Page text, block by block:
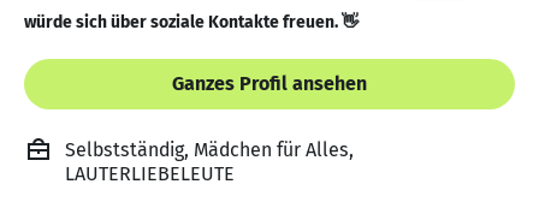
würde sich über soziale Kontakte freuen. 👋
Ganzes Profil ansehen
Selbstständig, Mädchen für Alles,
LAUTERLIEBELEUTE